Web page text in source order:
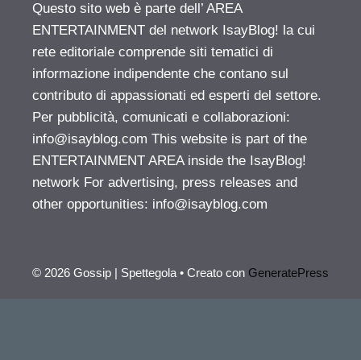
Questo sito web è parte dell’ AREA
ENTERTAINMENT del network IsayBlog! la cui
rete editoriale comprende siti tematici di
informazione indipendente che contano sul
contributo di appassionati ed esperti del settore.
Per pubblicità, comunicati e collaborazioni:
info@isayblog.com This website is part of the
ENTERTAINMENT AREA inside the IsayBlog!
network For advertising, press releases and
other opportunities: info@isayblog.com
© 2026 Gossip | Spettegola• Creato con GeneratePress